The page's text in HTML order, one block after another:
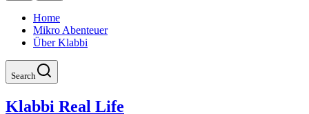
Home
Mikro Abenteuer
Über Klabbi
Search
Klabbi Real Life